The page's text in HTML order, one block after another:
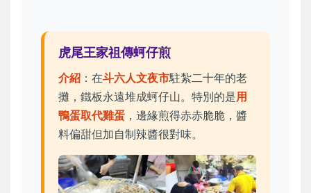
虎尾王家祖傳蚵仔煎
介紹 ：在斗六人文夜市駐紮二十年的老
攤，鐵板永遠堆成蚵仔山。特別的是用
鴨蛋取代雞蛋 ，邊緣煎得赤赤脆脆，醬
料偏甜但加自制辣醬很對味。